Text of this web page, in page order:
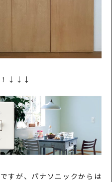
！↓↓↓
すが、パナソニックからは